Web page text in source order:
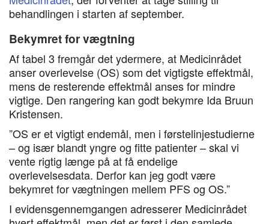
behandlingen i starten af september.
Bekymret for vægtning
Af tabel 3 fremgår det ydermere, at Medicinrådet
anser overlevelse (OS) som det vigtigste effektmål,
mens de resterende effektmål anses for mindre
vigtige. Den rangering kan godt bekymre Ida Bruun
Kristensen.
”OS er et vigtigt endemål, men i førstelinjestudierne
– og især blandt yngre og fitte patienter – skal vi
vente rigtig længe på at få endelige
overlevelsesdata. Derfor kan jeg godt være
bekymret for vægtningen mellem PFS og OS.”
I evidensgennemgangen adresserer Medicinrådet